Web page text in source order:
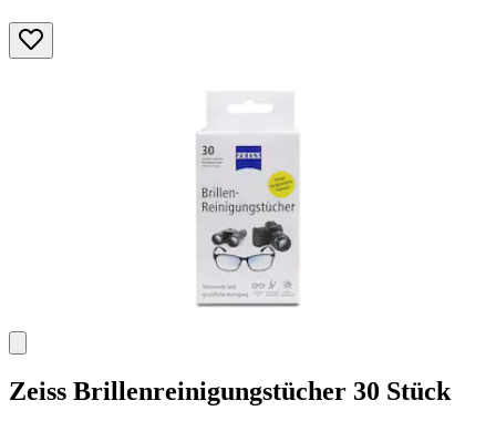
Zeiss Brillenreinigungstücher 30 Stück